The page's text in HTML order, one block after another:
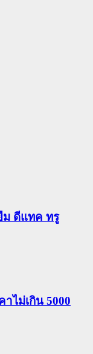
ม ดีแทค ทรู
ไม่เกิน 5000